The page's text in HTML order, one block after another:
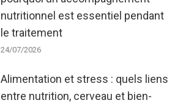
nutritionnel est essentiel pendant
le traitement
24/07/2026
Alimentation et stress : quels liens
entre nutrition, cerveau et bien-